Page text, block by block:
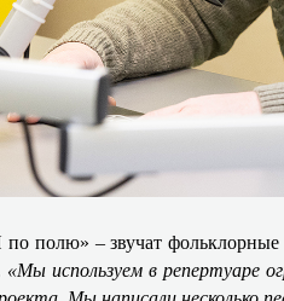
полю» – звучат
«Мы используем в репертуаре